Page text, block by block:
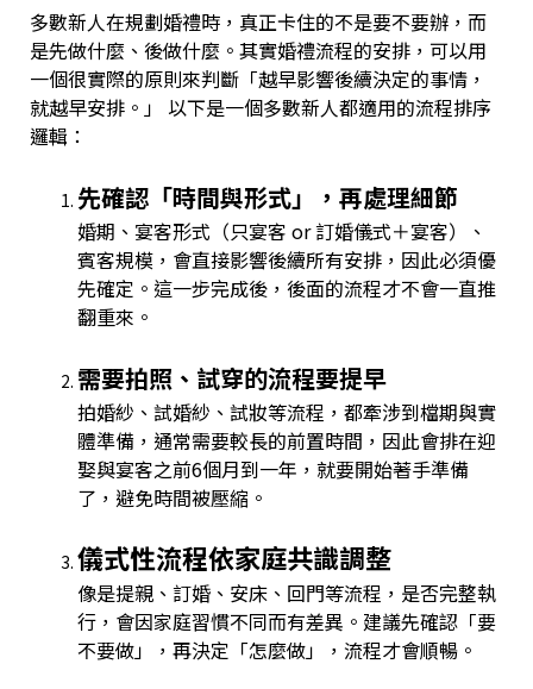
多數新人在規劃婚禮時，真正卡住的不是要不要辦，而
是先做什麼、後做什麼。其實婚禮流程的安排，可以用
一個很實際的原則來判斷「越早影響後續決定的事情，
就越早安排。」 以下是一個多數新人都適用的流程排序
邏輯：
先確認「時間與形式」，再處理細節
婚期、宴客形式（只宴客 or 訂婚儀式＋宴客）、
賓客規模，會直接影響後續所有安排，因此必須優
先確定。這一步完成後，後面的流程才不會一直推
翻重來。
需要拍照、試穿的流程要提早
拍婚紗、試婚紗、試妝等流程，都牽涉到檔期與實
體準備，通常需要較長的前置時間，因此會排在迎
娶與宴客之前6個月到一年，就要開始著手準備
了，避免時間被壓縮。
儀式性流程依家庭共識調整
像是提親、訂婚、安床、回門等流程，是否完整執
行，會因家庭習慣不同而有差異。建議先確認「要
不要做」，再決定「怎麼做」，流程才會順暢。